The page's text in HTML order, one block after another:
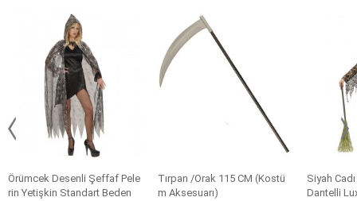
Örümcek Desenli Şeffaf Pele
rin Yetişkin Standart Beden
Tırpan /Orak 115 CM (Kostü
m Aksesuarı)
Siyah
Dantelli